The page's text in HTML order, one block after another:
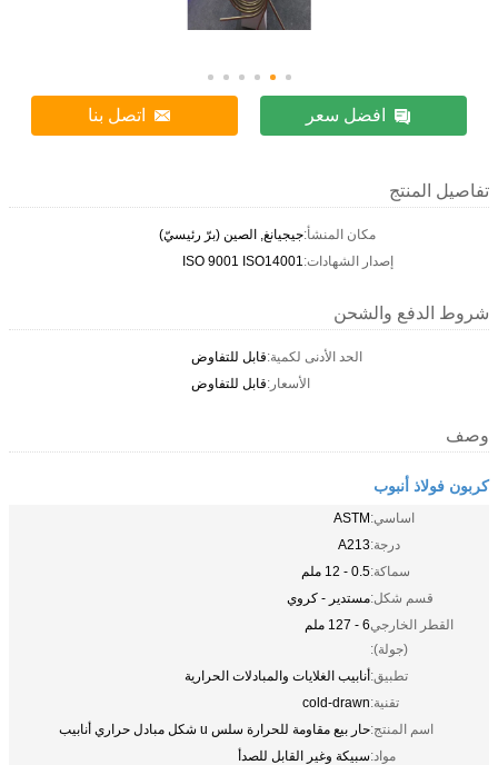
افضل سعر اتصل بنا
تفاصيل المنتج
مكان المنشأ:جيجيانغ, الصين (برّ رئيسيّ)
إصدار الشهادات:ISO 9001 ISO14001
شروط الدفع والشحن
الحد الأدنى لكمية:قابل للتفاوض
الأسعار:قابل للتفاوض
وصف
كربون فولاذ أنبوب
اساسي:ASTM
درجة:A213
سماكة:0.5 - 12 ملم
قسم شكل:مستدير - كروي
القطر الخارجي
(جولة):
6 - 127 ملم
تطبيق:أنابيب الغلايات والمبادلات الحرارية
تقنية:cold-drawn
اسم المنتج:حار بيع مقاومة للحرارة سلس u شكل مبادل حراري أنابيب
مواد:سبيكة وغير القابل للصدأ